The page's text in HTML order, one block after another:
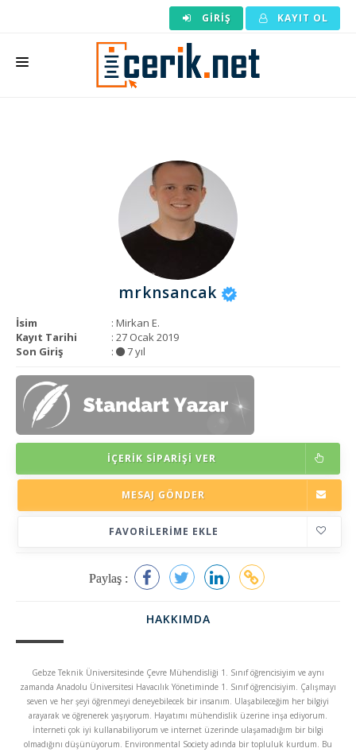
GIRIŞ KAYIT OL
KURUMSAL
mrknsancak
İsim
: Mirkan E.
Kayıt Tarihi
: 27 Ocak 2019
Son Giriş
: 7 yıl
İÇERIK SIPARIŞI VER
MESAJ GÖNDER
FAVORILERIME EKLE
Paylaş :
HAKKIMDA
Gebze Teknik Üniversitesinde Çevre Mühendisliği 1. Sınıf öğrencisiyim ve aynı
zamanda Anadolu Üniversitesi Havacılık Yönetiminde 1. Sınıf öğrencisiyim. Çalışmayı
seven ve her şeyi öğrenmeyi deneyebilecek bir insanım. Ulaşabileceğim her bilgiyi
arayarak ve öğrenerek yaşıyorum. Hayatımı mühendislik üzerine inşa ediyorum.
İnterneti çok iyi kullanabiliyorum ve internet üzerinde ulaşamadığım bir bilgi
olmadığını düşünüyorum. Environmental Society adında bir topluluk kurdum. Bu